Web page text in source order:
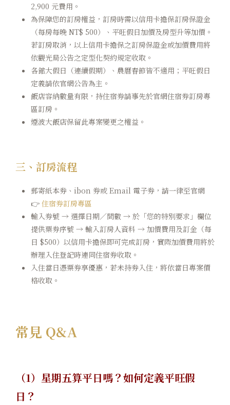
2,900 元費用。
為保障您的訂房權益，訂房時需以信用卡擔保訂房保證金
（每房每晚 NT$ 500）、平旺假日加價及房型升等加價。
若訂房取消，以上信用卡擔保之訂房保證金或加價費用將
依觀光局公告之定型化契約規定收取。
各館大假日（連續假期）、農曆春節皆不適用；平旺假日
定義請依官網公告為主。
飯店容納數量有限，持住宿券請事先於官網住宿券訂房專
區訂房。
煙波大飯店保留此專案變更之權益。
三、訂房流程
郵寄紙本券、ibon 券或 Email 電子券，請一律至官網
👉 住宿券訂房專區
輸入券號 → 選擇日期／間數 → 於「您的特別要求」欄位
提供票券序號 → 輸入訂房人資料 → 加價費用及訂金（每
日 $500）以信用卡擔保即可完成訂房，實際加價費用將於
辦理入住登記時連同住宿券收取。
入住當日憑票券享優惠，若未持券入住，將依當日專案價
格收取。
常見 Q&A
（1）星期五算平日嗎？如何定義平旺假
日？